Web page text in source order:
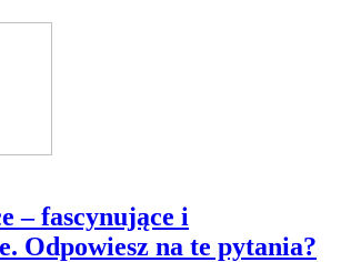
– fascynujące i
Odpowiesz na te pytania?